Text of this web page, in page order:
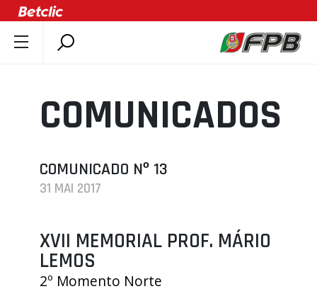
DOCUMENTOS
ÚLTIMAS
ASSOCIAÇÕES
CLUBES
AGENDA
SELEÇÕES
MINIBASQUETE
COMUNICADOS
COMUNICADO Nº 13
31 MAI 2017
XVII MEMORIAL PROF. MÁRIO
LEMOS
2º Momento Norte